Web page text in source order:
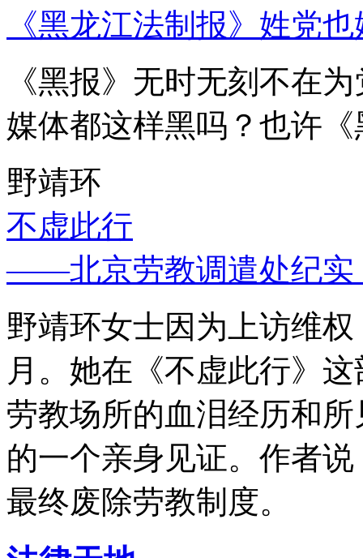
《黑龙江法制报》姓党
《黑报》无时无刻不在
媒体都这样黑吗？也许
野靖环
不虚此行
——北京劳教调遣处纪实
野靖环女士因为上访维
月。她在《不虚此行》
劳教场所的血泪经历和
的一个亲身见证。作者
最终废除劳教制度。